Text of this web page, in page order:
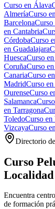
Curso en Álava
AlmeríaCurso en
BarcelonaCurso
en Cantabria
CórdobaCurso
en Guadalajara
HuescaCurso en
CoruñaCurso en
CanariaCurso en
MadridCurso en
OurenseCurso
Salamanca
en Tarragona
ToledoCurso en
VizcayaCurso en
Directorio
Curso
Localidad
Encuentra
de formación